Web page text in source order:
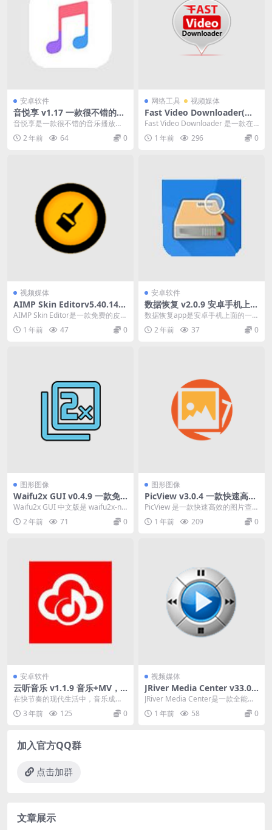
安卓软件
音悦享 v1.17 一款很不错的音
乐播放软件
音悦享是一款很不错的音乐播放软
件。该软件中涵盖了各种音乐，无
论是快节奏的还是慢节...
2 年前 64 0
网络工具 视频媒体
Fast Video Downloader(在
线视频下载) v4.0.0.73 中文破
Fast Video Downloader 是一款在
线视频下载软件。该软件提供了...
1 年前 296 0
视频媒体
AIMP Skin Editorv5.40.141
0 AIMP皮肤编辑器中文绿色
AIMP Skin Editor是一款免费的皮肤
编辑器，专门用于为AIMP音乐播...
1 年前 47 0
安卓软件
数据恢复 v2.0.9 安卓手机上面
的一款数据恢复软件
数据恢复app是安卓手机上面的一
款数据恢复软件，可以通过软件来
恢复曾经删除的文件...
2 年前 37 0
图形图像
Waifu2x GUI v0.4.9 一款免
费图形用户界面（GUI）工具
Waifu2x GUI 中文版是 waifu2x-nc
nn-vulkan 的一款...
2 年前 71 0
图形图像
PicView v3.0.4 一款快速高效
的图片查看器绿色版
PicView 是一款快速高效的图片查
看器，配备干净简洁的用户界面，
不需要时可以...
1 年前 209 0
安卓软件
云听音乐 v1.1.9 音乐+MV，
资源多且免费无广告，支持M
在快节奏的现代生活中，音乐成为
大家放松心灵、享受生活的重要方
式之一。无论是放松身...
3 年前 125 0
视频媒体
JRiver Media Center v33.0.7
2 一款全能的多媒体播放器
JRiver Media Center是一款全能的
多媒体播放器，可以播放音乐、
视...1 年前 58 0
加入官方QQ群
点击加群
文章展示